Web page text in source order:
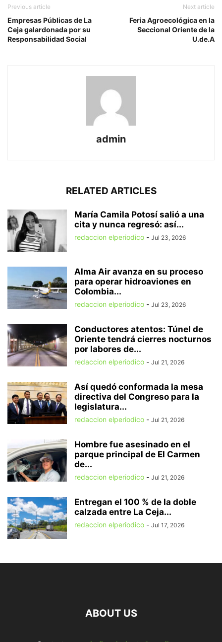
Previous article
Empresas Públicas de La
Ceja galardonada por su
Responsabilidad Social
Next article
Feria Agroecológica en la
Seccional Oriente de la
U.de.A
admin
RELATED ARTICLES
María Camila Potosí salió a una
cita y nunca regresó: así...
redaccion elperiodico - Jul 23, 2026
Alma Air avanza en su proceso
para operar hidroaviones en
Colombia...
redaccion elperiodico - Jul 23, 2026
Conductores atentos: Túnel de
Oriente tendrá cierres nocturnos
por labores de...
redaccion elperiodico - Jul 21, 2026
Así quedó conformada la mesa
directiva del Congreso para la
legislatura...
redaccion elperiodico - Jul 21, 2026
Hombre fue asesinado en el
parque principal de El Carmen
de...
redaccion elperiodico - Jul 21, 2026
Entregan el 100 % de la doble
calzada entre La Ceja...
redaccion elperiodico - Jul 17, 2026
ABOUT US